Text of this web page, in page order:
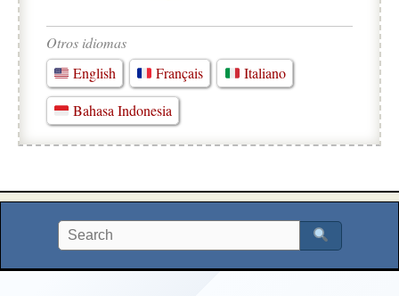
Otros idiomas
English
Français Italiano
Bahasa Indonesia